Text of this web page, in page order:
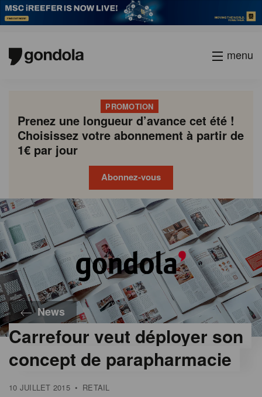
menu
PROMOTION
Prenez une longueur d’avance cet été !
Choisissez votre abonnement à partir de
1€ par jour
Abonnez-vous
News
Carrefour veut déployer son
concept de parapharmacie
10 JUILLET 2015 • RETAIL
Gondola
academy
Gondola
society